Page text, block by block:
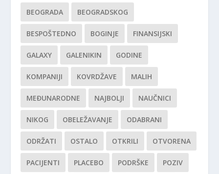
BEOGRADA BEOGRADSKOG
BESPOŠTEDNO BOGINJE FINANSIJSKI
GALAXY GALENIKIN GODINE
KOMPANIJI KOVRDŽAVE MALIH
MEĐUNARODNE NAJBOLJI NAUČNICI
NIKOG OBELEŽAVANJE ODABRANI
ODRŽATI OSTALO OTKRILI OTVORENA
PACIJENTI PLACEBO PODRŠKE POZIV